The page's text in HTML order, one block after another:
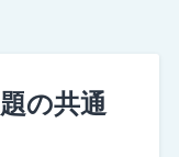
の共通